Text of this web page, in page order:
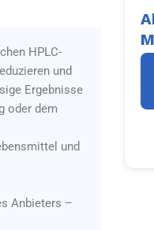
HPLC-
und
Ergebnisse
oder dem
und
Anbieters –